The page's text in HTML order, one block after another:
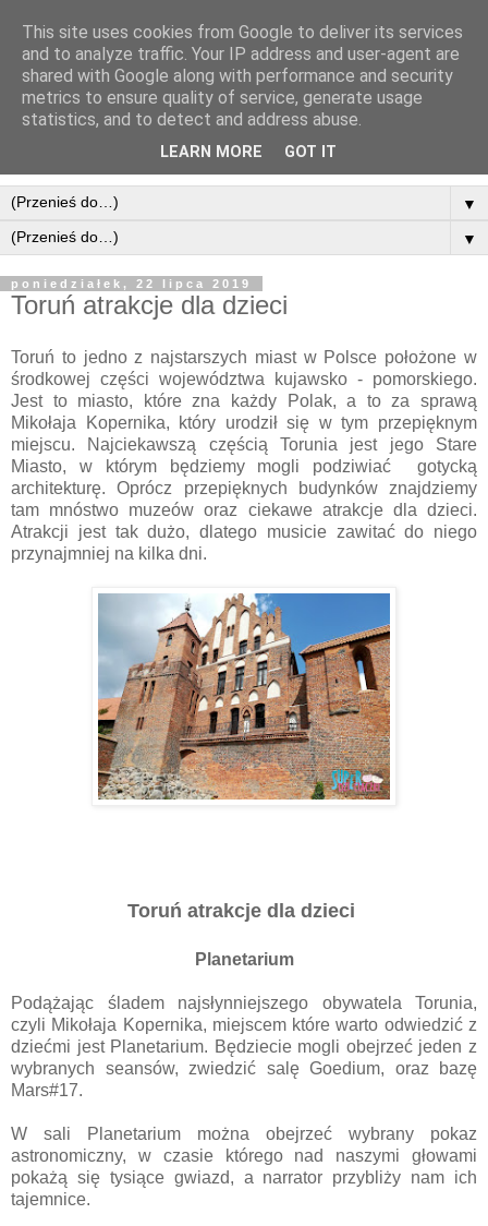
▼
▼
poniedziałek, 22 lipca 2019
Toruń atrakcje dla dzieci
Toruń to jedno z najstarszych miast w Polsce położone w
środkowej części województwa kujawsko - pomorskiego.
Jest to miasto, które zna każdy Polak, a to za sprawą
Mikołaja Kopernika, który urodził się w tym przepięknym
miejscu. Najciekawszą częścią Torunia jest jego Stare
Miasto, w którym będziemy mogli podziwiać gotycką
architekturę. Oprócz przepięknych budynków znajdziemy
tam mnóstwo muzeów oraz ciekawe atrakcje dla dzieci.
Atrakcji jest tak dużo, dlatego musicie zawitać do niego
przynajmniej na kilka dni.
Toruń atrakcje dla dzieci
Planetarium
Podążając śladem najsłynniejszego obywatela Torunia,
czyli Mikołaja Kopernika, miejscem które warto odwiedzić z
dziećmi jest Planetarium. Będziecie mogli obejrzeć jeden z
wybranych seansów, zwiedzić salę Goedium, oraz bazę
Mars#17.
W sali Planetarium można obejrzeć wybrany pokaz
astronomiczny, w czasie którego nad naszymi głowami
pokażą się tysiące gwiazd, a narrator przybliży nam ich
tajemnice.
This site uses cookies from Google to deliver its services
and to analyze traffic. Your IP address and user-agent are
shared with Google along with performance and security
metrics to ensure quality of service, generate usage
statistics, and to detect and address abuse.
LEARN MORE GOT IT